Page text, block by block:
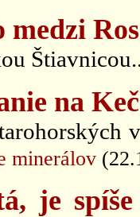
medzi
na
minerálov
je